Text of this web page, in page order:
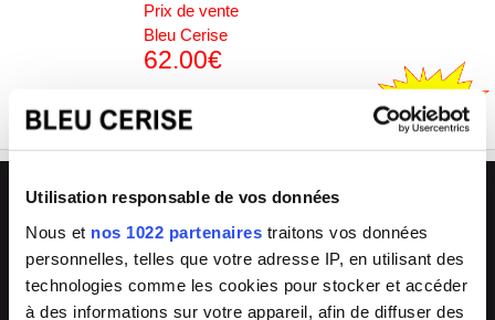
Utilisation responsable de vos données
Nous et nos 1022 partenaires traitons vos données
personnelles, telles que votre adresse IP, en utilisant des
technologies comme les cookies pour stocker et accéder
à des informations sur votre appareil, afin de diffuser des
Prix de vente
Bleu Cerise
62.00€
EK0A5BC6
L'avantage Bleu Cerise
🏪
33 magasins
Grand Sud-Est de la France
💬
Conseils experts
en boutique & en ligne
🔧 🔄